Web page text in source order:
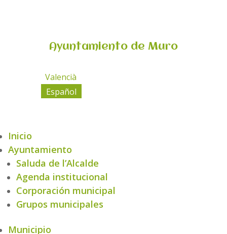
Ayuntamiento de Muro
Valencià
Español
Inicio
Ayuntamiento
Saluda de l’Alcalde
Agenda institucional
Corporación municipal
Grupos municipales
Municipio